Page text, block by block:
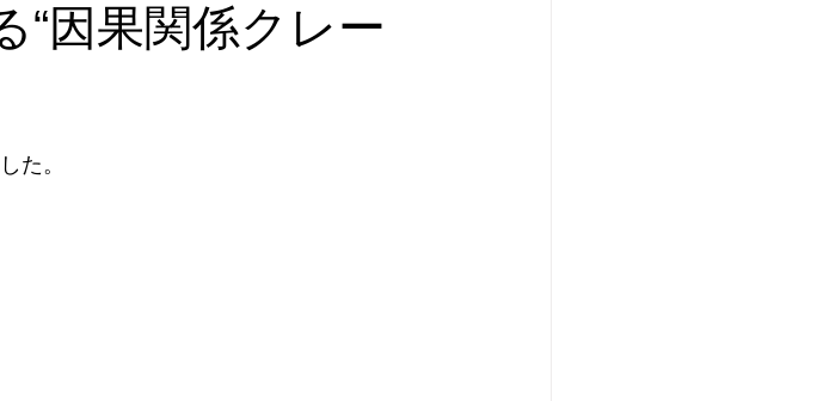
“因果関係クレー
た。